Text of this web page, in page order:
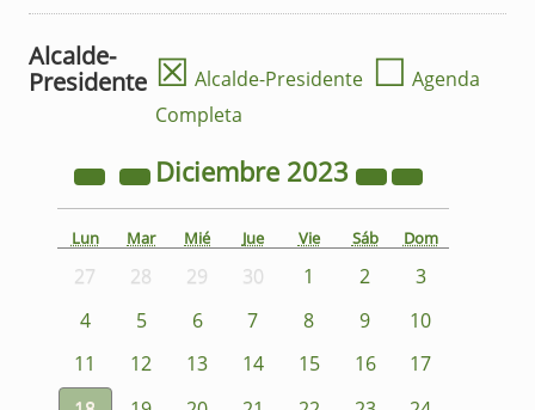
Alcalde-
Presidente ☒ Alcalde-Presidente ☐ Agenda
Completa
Diciembre 2023
Lun Mar Mié Jue Vie Sáb Dom
27 28 29 30 1 2
3
4
5 6 7 8 9
10
11
12 13 14 15 16
17